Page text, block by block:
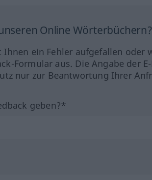
Online Wörterbüchern?
ein Fehler aufgefallen oder
Formular aus. Die Angabe der
nur zur Beantwortung Ihrer
geben?*